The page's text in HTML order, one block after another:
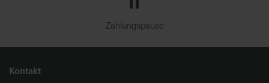
Zahlungspause
Kontakt